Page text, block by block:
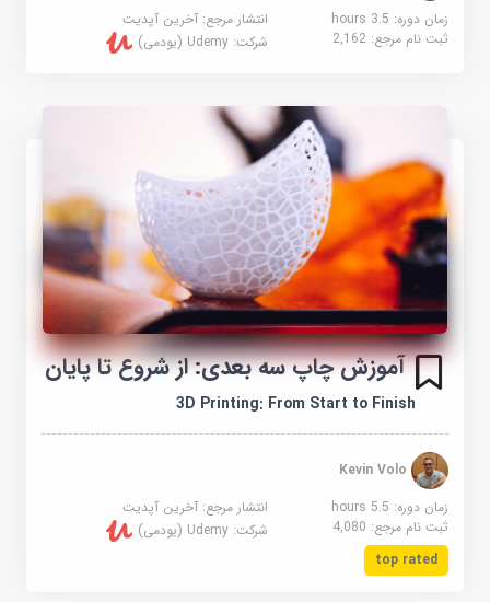
زمان دوره: 3.5 hours
انتشار مرجع:آخرین آپدیت
ثبت نام مرجع:2,162 شرکت:Udemy (یودمی)
آموزش چاپ سه بعدی: از شروع تا پایان
3D Printing: From Start to Finish
Kevin Volo
زمان دوره: 5.5 hours
انتشار مرجع:آخرین آپدیت
ثبت نام مرجع:4,080 شرکت:Udemy (یودمی)
top rated